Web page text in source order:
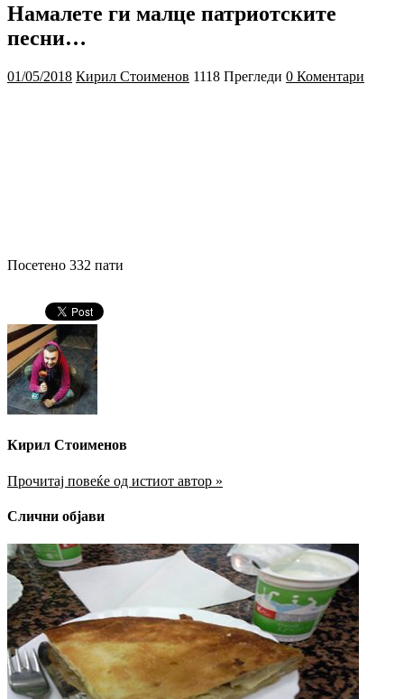
Намалете ги малце патриотските
песни…
01/05/2018 Кирил Стоименов 1118 Прегледи 0 Коментари
Посетено 332 пати
Кирил Стоименов
Прочитај повеќе од истиот автор »
Слични објави